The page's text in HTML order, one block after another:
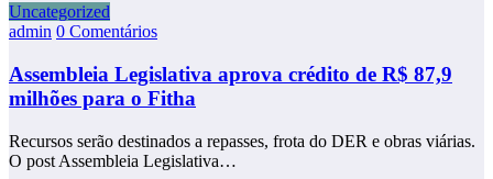
Uncategorized
admin 0 Comentários
Assembleia Legislativa aprova crédito de R$ 87,9
milhões para o Fitha
Recursos serão destinados a repasses, frota do DER e obras viárias.
O post Assembleia Legislativa…